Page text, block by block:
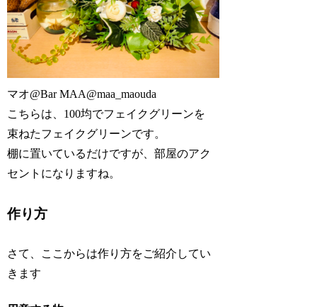
マオ@Bar MAA@maa_maouda
こちらは、100均でフェイクグリーンを
束ねたフェイクグリーンです。
棚に置いているだけですが、部屋のアク
セントになりますね。
作り方
さて、ここからは作り方をご紹介してい
きます